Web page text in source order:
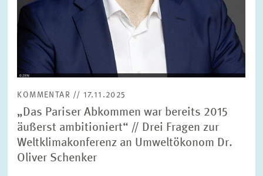
KOMMENTAR // 17.11.2025
„Das Pariser Abkommen war bereits 2015
äußerst ambitioniert“ // Drei Fragen zur
Weltklimakonferenz an Umweltökonom Dr.
Oliver Schenker